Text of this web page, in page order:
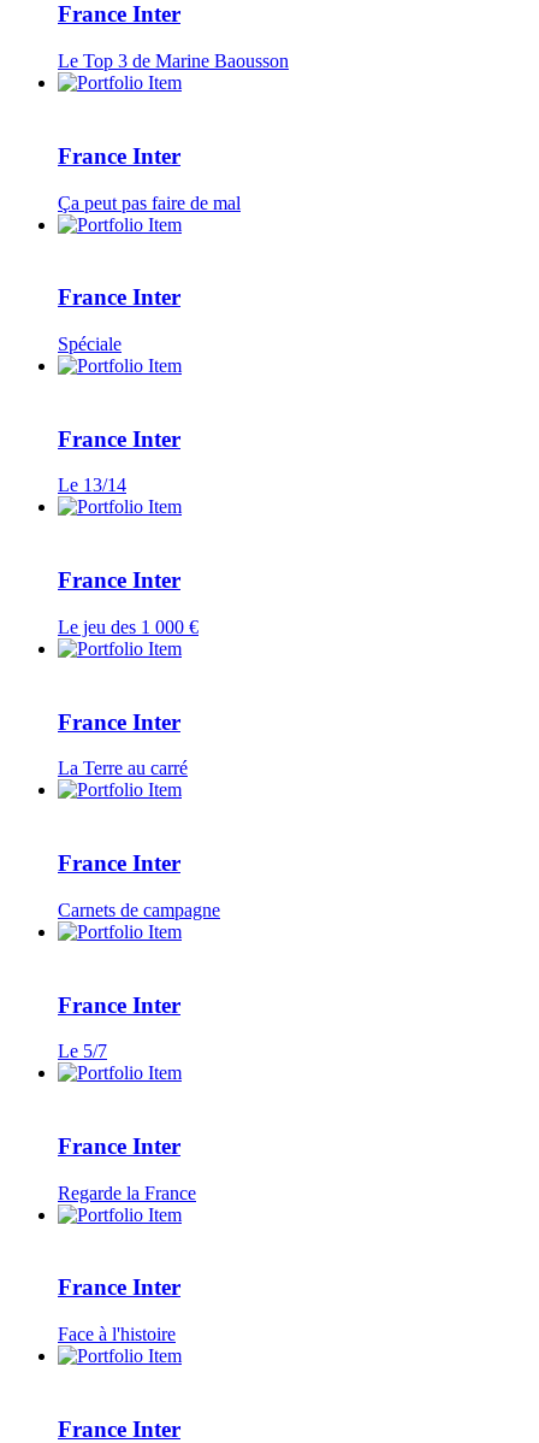
France Inter
Le Top 3 de Marine Baousson
France Inter
Ça peut pas faire de mal
France Inter
Spéciale
France Inter
Le 13/14
France Inter
Le jeu des 1 000 €
France Inter
La Terre au carré
France Inter
Carnets de campagne
France Inter
Le 5/7
France Inter
Regarde la France
France Inter
Face à l'histoire
France Inter